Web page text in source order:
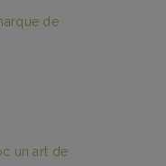
de
un art de